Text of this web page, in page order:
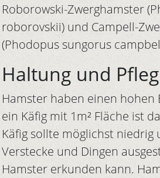
Roborowski-Zwerghamster
roborovskii) und Campell-
(Phodopus sungorus
Haltung und
Hamster haben einen hohen
ein Käfig mit 1m² Fläche ist
Käfig sollte möglichst niedrig
Verstecke und Dingen
Hamster erkunden kann.